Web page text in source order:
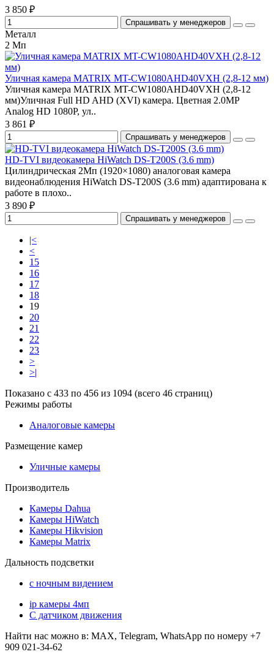
3 850 ₽
Спрашивать у менеджеров
Металл
2 Мп
Уличная камера MATRIX MT-CW1080AHD40VXH (2,8-12 мм)
Уличная камера MATRIX MT-CW1080AHD40VXH (2,8-12
мм)Уличная Full HD AHD (XVI) камера. Цветная 2.0MP
Analog HD 1080P, ул..
3 861 ₽
Спрашивать у менеджеров
HD-TVI видеокамера HiWatch DS-T200S (3.6 mm)
Цилиндрическая 2Мп (1920×1080) аналоговая камера
видеонаблюдения HiWatch DS-T200S (3.6 mm) адаптирована к
работе в плохо..
3 890 ₽
Спрашивать у менеджеров
|<
<
15
16
17
18
19
20
21
22
23
>
>|
Показано с 433 по 456 из 1094 (всего 46 страниц)
Режимы работы
Аналоговые камеры
Размещение камер
Уличные камеры
Производитель
Камеры Dahua
Камеры HiWatch
Камеры Hikvision
Камеры Matrix
Дальность подсветки
с ночным видением
ip камеры 4мп
С датчиком движения
Найти нас можно в: MAX, Telegram, WhatsApp по номеру +7
909 021-34-62